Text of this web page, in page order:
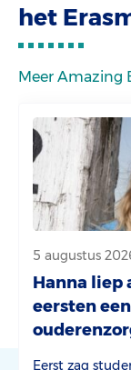
het
Meer Amazing
5 augustus
Hanna liep
eersten
Eerst zag